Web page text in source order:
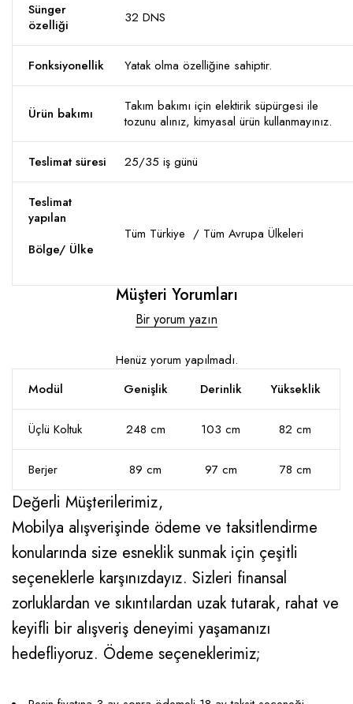
Sünger
özelliği
32 DNS
Fonksiyonellik Yatak olma özelliğine sahiptir.
Ürün bakımı
Takım bakımı için elektirik süpürgesi ile
tozunu alınız, kimyasal ürün kullanmayınız.
Teslimat süresi 25/35 iş günü
Teslimat
yapılan
Bölge/ Ülke
Tüm Türkiye / Tüm Avrupa Ülkeleri
Müşteri Yorumları
Bir yorum yazın
Henüz yorum yapılmadı.
Modül
Genişlik Derinlik Yükseklik
Üçlü Koltuk 248 cm 103 cm 82 cm
Berjer 89 cm 97 cm 78 cm
Değerli Müşterilerimiz,
Mobilya alışverişinde ödeme ve taksitlendirme
konularında size esneklik sunmak için çeşitli
seçeneklerle karşınızdayız. Sizleri finansal
zorluklardan ve sıkıntılardan uzak tutarak, rahat ve
keyifli bir alışveriş deneyimi yaşamanızı
hedefliyoruz. Ödeme seçeneklerimiz;